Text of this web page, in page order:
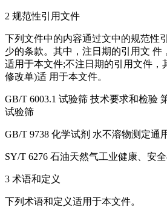
2 规范性引用文件
下列文件中的内容通过文中的规范性
少的条款。其中，注日期的引用文 件
适用于本文件;不注日期的引用文件，
修改单)适 用于本文件。
GB/T 6003.1 试验筛 技术要求和检验
试验筛
GB/T 9738 化学试剂 水不溶物测定通
SY/T 6276 石油天然气工业健康、安
3 术语和定义
下列术语和定义适用于本文件。